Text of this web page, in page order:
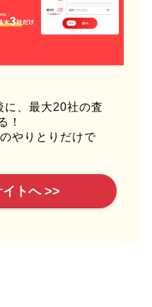
に、最大20社の査
！
やりとりだけで
トへ >>